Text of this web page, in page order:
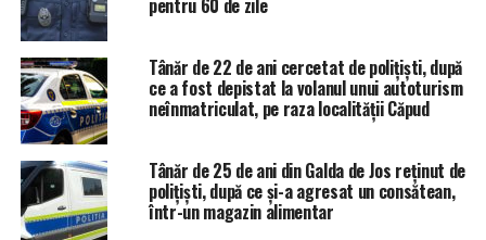
pentru 60 de zile
Tânăr de 22 de ani cercetat de polițiști, după
ce a fost depistat la volanul unui autoturism
neînmatriculat, pe raza localității Căpud
Tânăr de 25 de ani din Galda de Jos reținut de
polițiști, după ce și-a agresat un consătean,
într-un magazin alimentar